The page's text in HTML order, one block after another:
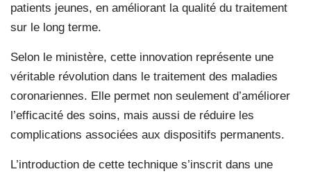
patients jeunes, en améliorant la qualité du traitement
sur le long terme.
Selon le ministère, cette innovation représente une
véritable révolution dans le traitement des maladies
coronariennes. Elle permet non seulement d’améliorer
l’efficacité des soins, mais aussi de réduire les
complications associées aux dispositifs permanents.
L’introduction de cette technique s’inscrit dans une